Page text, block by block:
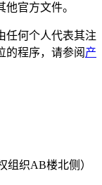
官方文件。
任何个人代表其注
的程序，请参阅 产
组织AB楼北侧）